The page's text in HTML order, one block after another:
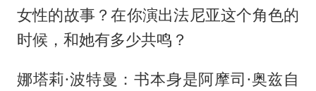
女性的故事？在你演出法尼亚这个角色的
时候，和她有多少共鸣？
娜塔莉·波特曼：书本身是阿摩司·奥兹自